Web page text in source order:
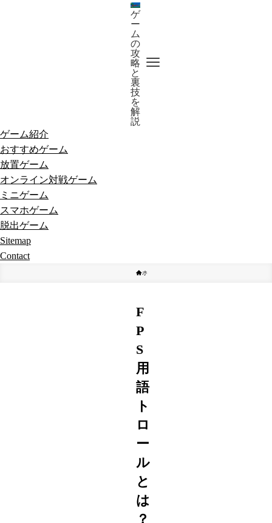
ゲ
ー
ム
の
攻
略
と
裏
技
を
解
説
ゲーム紹介
おすすめゲーム
放置ゲーム
オンライン対戦ゲーム
ミニゲーム
スマホゲーム
脱出ゲーム
Sitemap
Contact
ホーム
F
P
S
用
語
ト
ロ
ー
ル
と
は
？